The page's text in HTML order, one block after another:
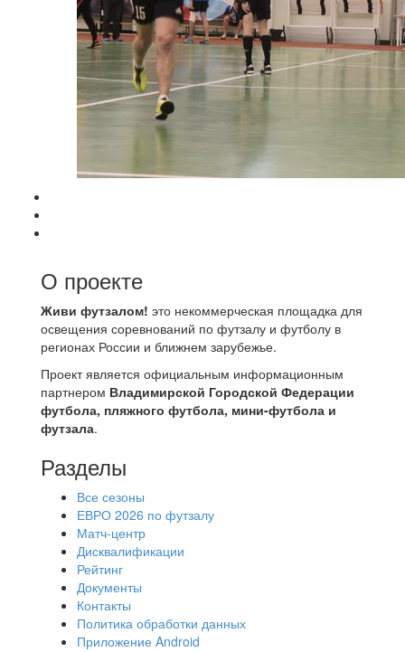
О проекте
Живи футзалом! это некоммерческая площадка для
освещения соревнований по футзалу и футболу в
регионах России и ближнем зарубежье.
Проект является официальным информационным
партнером Владимирской Городской Федерации
футбола, пляжного футбола, мини-футбола и
футзала.
Разделы
Все сезоны
ЕВРО 2026 по футзалу
Матч-центр
Дисквалификации
Рейтинг
Документы
Контакты
Политика обработки данных
Приложение Android